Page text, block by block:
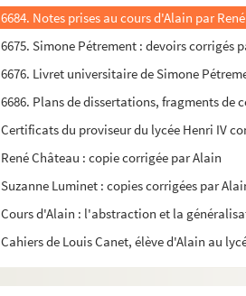
6684. Notes prises au cours d'Alain par
6675. Simone Pétrement : devoirs corrigés
6676. Livret universitaire de Simone
6686. Plans de dissertations, fragments de
Certificats du proviseur du lycée Henri IV
René Château : copie corrigée par Alain
Suzanne Luminet : copies corrigées par
Cours d'Alain : l'abstraction et la
Cahiers de Louis Canet, élève d'Alain au